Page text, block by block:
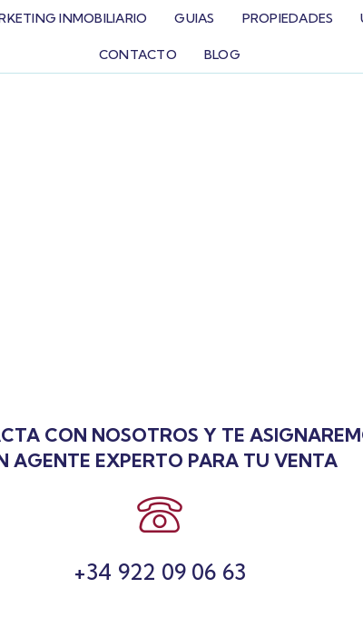
INMOBILIARIO GUIAS PROPIEDADES
CONTACTO BLOG
CON NOSOTROS Y TE
AGENTE EXPERTO PARA TU VENTA
+34 922 09 06 63